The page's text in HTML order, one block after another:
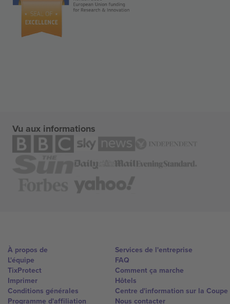
Vu aux informations
À propos de
L'équipe
TixProtect
Imprimer
Conditions générales
Programme d'affiliation
Services de l'entreprise
FAQ
Comment ça marche
Hôtels
Centre d'information sur la Coupe
Nous contacter